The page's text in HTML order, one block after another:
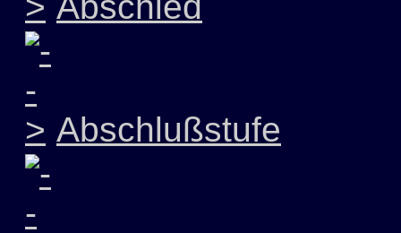
Abschlußstufe